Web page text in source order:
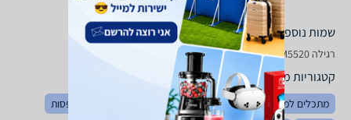
שמות נוספים לדגם
‏רגילה Oki M 5520, M5520 Oki , Oki M5520
קטגוריות משלימות
מתכלים למדפסות תלת מימד מחשבי All in one
שרתי מדפסות